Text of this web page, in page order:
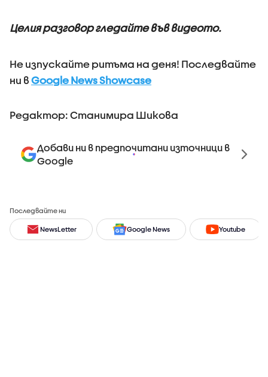
Целия разговор гледайте във видеото.
Не изпускайте ритъма на деня! Последвайте
ни в Google News Showcase
Редактор: Станимира Шикова
Добави ни в предпочитани източници в
Google
Последвайте ни
NewsLetter Google News Youtube